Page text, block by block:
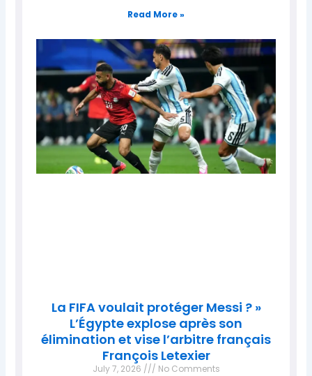
Read More »
La FIFA voulait protéger Messi ? »
L’Égypte explose après son
élimination et vise l’arbitre français
François Letexier
July 7, 2026
No Comments